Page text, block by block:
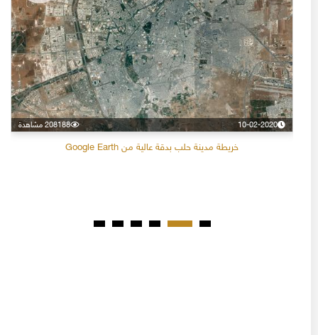
10-02-2020 208188 مشاهدة
خريطة مدينة حلب بدقة عالية من Google Earth